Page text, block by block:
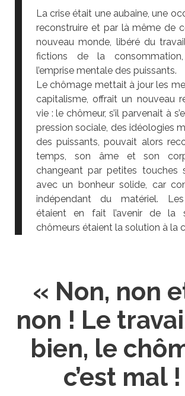
La crise était une aubaine, une
reconstruire et par là même de
nouveau monde, libéré du
fictions de la
l’emprise mentale des puissants.
Le chômage mettait à jour les
capitalisme, offrait un nouveau
vie : le chômeur, s’il parvenait à
pression sociale, des idéologies
des puissants, pouvait alors
temps, son âme et son
changeant par petites touches
avec un bonheur solide, car
indépendant du matériel.
étaient en fait l’avenir de la
chômeurs étaient la solution à la
« Non, non
non ! Le
bien, le
c’est mal